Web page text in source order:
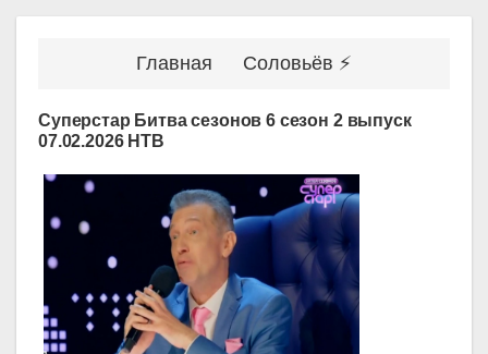
Главная Соловьёв ⚡
Суперстар Битва сезонов 6 сезон 2 выпуск
07.02.2026 НТВ